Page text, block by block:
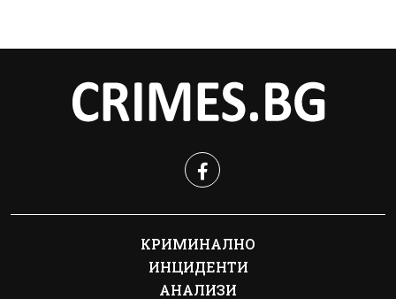
КРИМИНАЛНО
ИНЦИДЕНТИ
АНАЛИЗИ